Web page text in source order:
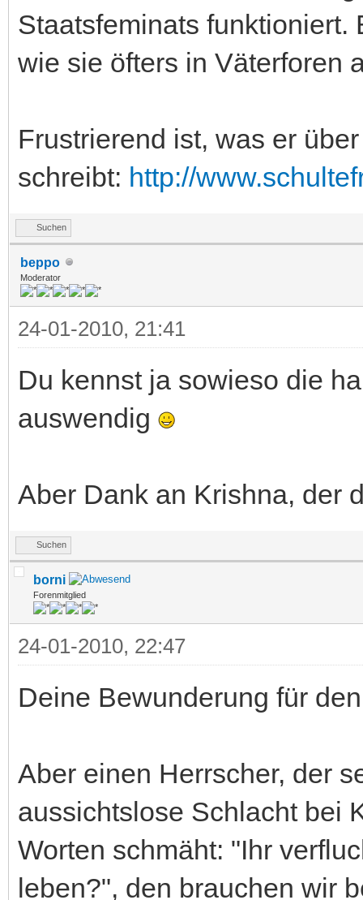
Staatsfeminats funktioniert.
wie sie öfters in Väterforen
Frustrierend ist, was er
schreibt: http://
Suchen
beppo
Moderator
24-01-2010, 21:41
Du kennst ja sowieso die
auswendig
Aber Dank an Krishna, der
Suchen
borni
Forenmitglied
24-01-2010, 22:47
Deine Bewunderung für
Aber einen Herrscher, der
aussichtslose Schlacht bei
Worten schmäht: "Ihr
leben?", den brauchen wir